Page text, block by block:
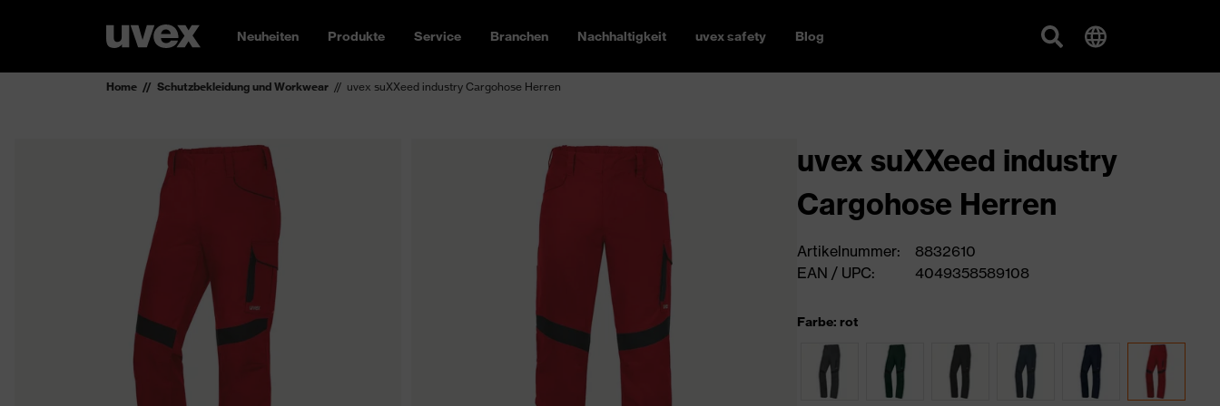
Neuheiten Produkte Service Branchen Nachhaltigkeit uvex safety Blog
Home Schutzbekleidung und Workwear uvex suXXeed industry Cargohose Herren
uvex suXXeed industry
Cargohose Herren
Artikelnummer:
8832610
EAN / UPC:
4049358589108
Farbe: rot